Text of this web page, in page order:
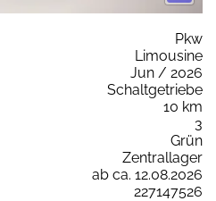
Pkw
Limousine
Jun / 2026
Schaltgetriebe
10 km
3
Grün
Zentrallager
ab ca. 12.08.2026
227147526